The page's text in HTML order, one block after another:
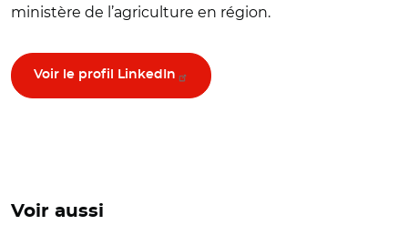
ministère de l’agriculture en région.
Voir le profil LinkedIn
Voir aussi